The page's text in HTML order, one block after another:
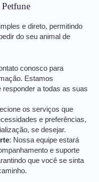
e direto, permitindo
do seu animal de
conosco para
Estamos
a todas as suas
os serviços que
e preferências,
se desejar.
: Nossa equipe estará
e suporte
que você se sinta